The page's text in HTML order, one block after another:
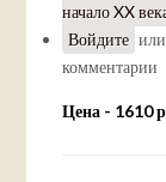
начало XX
Войдите или
комментарии
Цена - 1610